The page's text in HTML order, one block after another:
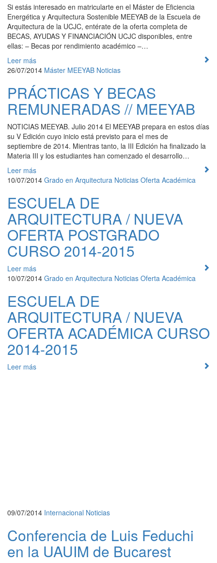
Si estás interesado en matricularte en el Máster de Eficiencia
Energética y Arquitectura Sostenible MEEYAB de la Escuela de
Arquitectura de la UCJC, entérate de la oferta completa de
BECAS, AYUDAS Y FINANCIACIÓN UCJC disponibles, entre
ellas: – Becas por rendimiento académico –…
Leer más
26/07/2014 Máster MEEYAB Noticias
PRÁCTICAS Y BECAS
REMUNERADAS // MEEYAB
NOTICIAS MEEYAB. Julio 2014 El MEEYAB prepara en estos días
su V Edición cuyo inicio está previsto para el mes de
septiembre de 2014. Mientras tanto, la III Edición ha finalizado la
Materia III y los estudiantes han comenzado el desarrollo…
Leer más
10/07/2014 Grado en Arquitectura Noticias Oferta Académica
ESCUELA DE
ARQUITECTURA / NUEVA
OFERTA POSTGRADO
CURSO 2014-2015
Leer más
10/07/2014 Grado en Arquitectura Noticias Oferta Académica
ESCUELA DE
ARQUITECTURA / NUEVA
OFERTA ACADÉMICA CURSO
2014-2015
Leer más
09/07/2014 Internacional Noticias
Conferencia de Luis Feduchi
en la UAUIM de Bucarest